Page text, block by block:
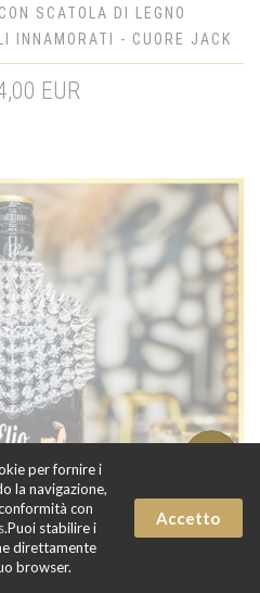
per fornire i
la navigazione,
con
.Puoi stabilire i
direttamente
browser.
Accetto
SCATOLA DI LEGNO
INNAMORATI - CUORE JACK
EUR